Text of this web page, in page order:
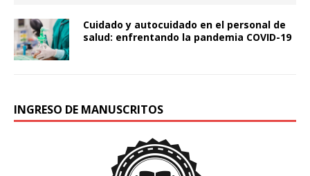
Cuidado y autocuidado en el personal de
salud: enfrentando la pandemia COVID-19
INGRESO DE MANUSCRITOS